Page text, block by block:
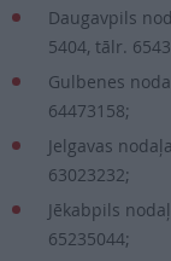
Daugavpils
5404, tālr.
Gulbenes
64473158;
Jelgavas
63023232;
Jēkabpils
65235044;